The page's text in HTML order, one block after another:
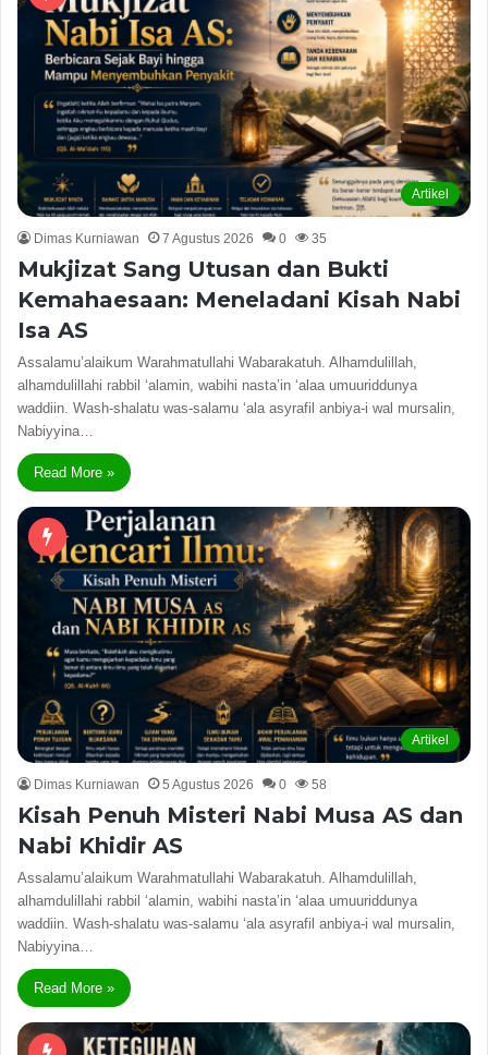
Artikel
Dimas Kurniawan 7 Agustus 2026 0 35
Mukjizat Sang Utusan dan Bukti
Kemahaesaan: Meneladani Kisah Nabi
Isa AS
Assalamu’alaikum Warahmatullahi Wabarakatuh. Alhamdulillah,
alhamdulillahi rabbil ‘alamin, wabihi nasta’in ‘alaa umuuriddunya
waddiin. Wash-shalatu was-salamu ‘ala asyrafil anbiya-i wal mursalin,
Nabiyyina…
Read More »
Artikel
Dimas Kurniawan 5 Agustus 2026 0 58
Kisah Penuh Misteri Nabi Musa AS dan
Nabi Khidir AS
Assalamu’alaikum Warahmatullahi Wabarakatuh. Alhamdulillah,
alhamdulillahi rabbil ‘alamin, wabihi nasta’in ‘alaa umuuriddunya
waddiin. Wash-shalatu was-salamu ‘ala asyrafil anbiya-i wal mursalin,
Nabiyyina…
Read More »